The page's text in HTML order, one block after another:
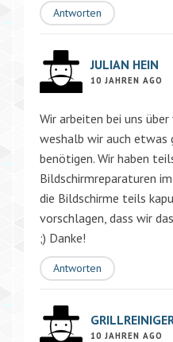
Antworten
JULIAN HEIN
10 JAHREN AGO
Wir arbeiten bei uns
weshalb wir auch etwas
benötigen. Wir haben
Bildschirmreparaturen
die Bildschirme teils
vorschlagen, dass wir
;) Danke!
Antworten
10 JAHREN AGO